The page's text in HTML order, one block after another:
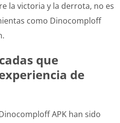
la victoria y la derrota, no es
como Dinocomploff
que
de
APK han sido